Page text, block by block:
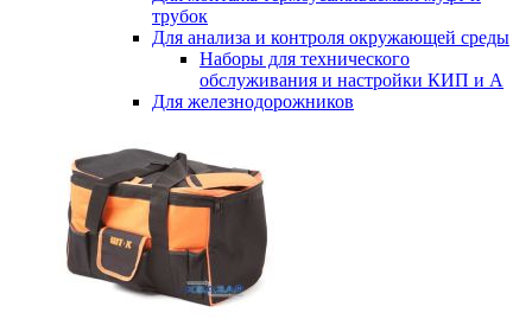
трубок
Для анализа и контроля окружающей среды
Наборы для технического
обслуживания и настройки КИП и А
Для железнодорожников